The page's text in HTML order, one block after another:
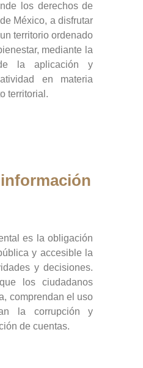
los derechos de
México, a disfrutar
territorio ordenado
mediante la
la aplicación y
en materia
territorial.
es la obligación
y accesible la
y decisiones.
los ciudadanos
comprendan el uso
la corrupción y
de cuentas.